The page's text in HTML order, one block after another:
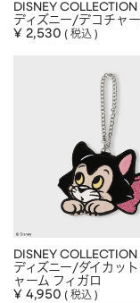
DISNEY COLLECTION
ディズニー/デコチャ
¥ 2,530 税込
DISNEY COLLECTION
ディズニー/ダイカッ
ャーム フィガロ
¥ 4,950 税込